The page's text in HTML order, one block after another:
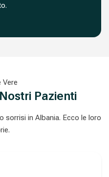
Vere
Pazienti
sorrisi in Albania. Ecco le loro